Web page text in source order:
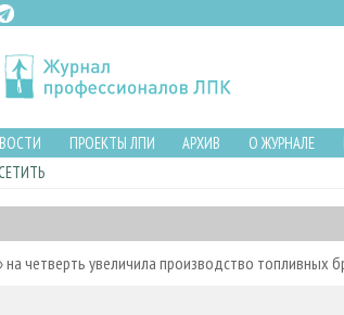
ПРОЕКТЫ ЛПИ АРХИВ О ЖУРНАЛЕ
на четверть увеличила производство топливных